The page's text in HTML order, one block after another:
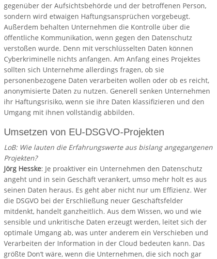
gegenüber der Aufsichtsbehörde und der betroffenen Person,
sondern wird etwaigen Haftungsansprüchen vorgebeugt.
Außerdem behalten Unternehmen die Kontrolle über die
öffentliche Kommunikation, wenn gegen den Datenschutz
verstoßen wurde. Denn mit verschlüsselten Daten können
Cyberkriminelle nichts anfangen. Am Anfang eines Projektes
sollten sich Unternehme allerdings fragen, ob sie
personenbezogene Daten verarbeiten wollen oder ob es reicht,
anonymisierte Daten zu nutzen. Generell senken Unternehmen
ihr Haftungsrisiko, wenn sie ihre Daten klassifizieren und den
Umgang mit ihnen vollständig abbilden.
Umsetzen von EU-DSGVO-Projekten
LoB: Wie lauten die Erfahrungswerte aus bislang angegangenen
Projekten?
Jörg Hesske: Je proaktiver ein Unternehmen den Datenschutz
angeht und in sein Geschäft verankert, umso mehr holt es aus
seinen Daten heraus. Es geht aber nicht nur um Effizienz. Wer
die DSGVO bei der Erschließung neuer Geschäftsfelder
mitdenkt, handelt ganzheitlich. Aus dem Wissen, wo und wie
sensible und unkritische Daten erzeugt werden, leitet sich der
optimale Umgang ab, was unter anderem ein Verschieben und
Verarbeiten der Information in der Cloud bedeuten kann. Das
größte Don‘t wäre, wenn die Unternehmen, die sich noch gar